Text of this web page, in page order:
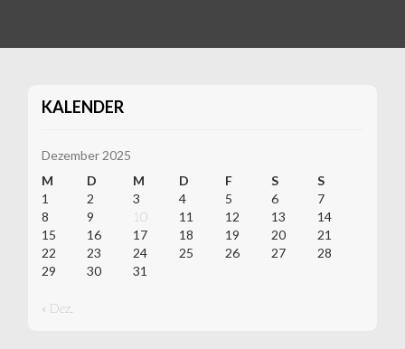
KALENDER
Dezember 2025
M
D M D F S
S
1
2 3 4 5 6
7
8
9 10 11 12 13
14
15
16 17 18 19 20
21
22
23 24 25 26 27
28
29
30 31
« Dez.